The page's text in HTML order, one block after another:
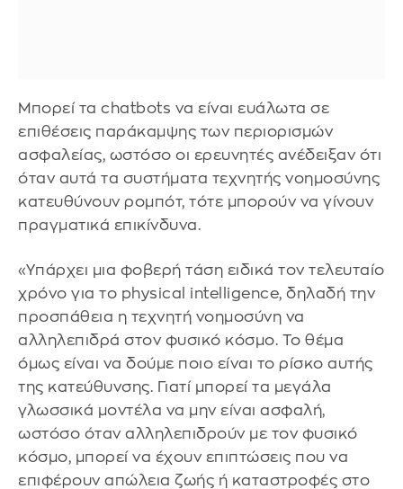
Μπορεί τα chatbots να είναι ευάλωτα σε
επιθέσεις παράκαμψης των περιορισμών
ασφαλείας, ωστόσο οι ερευνητές ανέδειξαν ότι
όταν αυτά τα συστήματα τεχνητής νοημοσύνης
κατευθύνουν ρομπότ, τότε μπορούν να γίνουν
πραγματικά επικίνδυνα.
«Υπάρχει μια φοβερή τάση ειδικά τον τελευταίο
χρόνο για το physical intelligence, δηλαδή την
προσπάθεια η τεχνητή νοημοσύνη να
αλληλεπιδρά στον φυσικό κόσμο. Το θέμα
όμως είναι να δούμε ποιο είναι το ρίσκο αυτής
της κατεύθυνσης. Γιατί μπορεί τα μεγάλα
γλωσσικά μοντέλα να μην είναι ασφαλή,
ωστόσο όταν αλληλεπιδρούν με τον φυσικό
κόσμο, μπορεί να έχουν επιπτώσεις που να
επιφέρουν απώλεια ζωής ή καταστροφές στο